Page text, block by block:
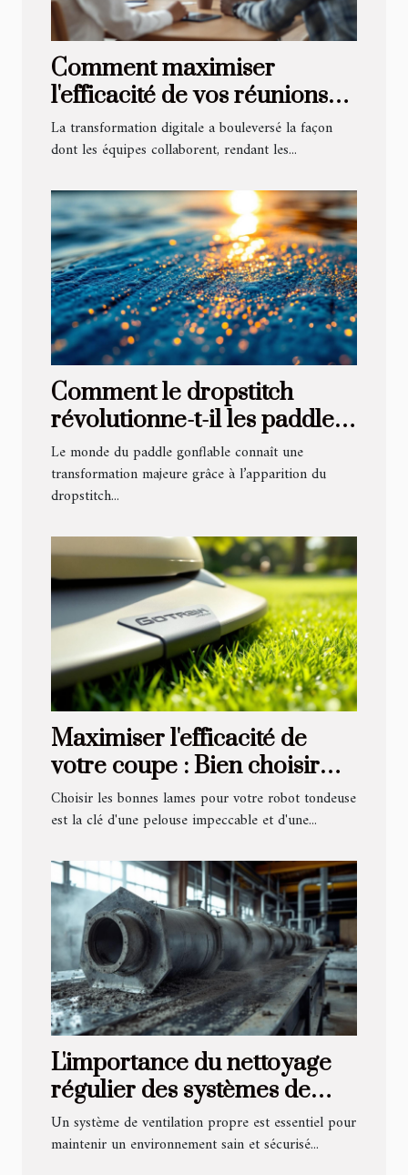
Comment maximiser
l'efficacité de vos réunions
virtuelles ?
La transformation digitale a bouleversé la façon
dont les équipes collaborent, rendant les...
Comment le dropstitch
révolutionne-t-il les paddles
gonflables ?
Le monde du paddle gonflable connaît une
transformation majeure grâce à l’apparition du
dropstitch...
Maximiser l'efficacité de
votre coupe : Bien choisir
ses lames de robot tondeuse
Choisir les bonnes lames pour votre robot tondeuse
est la clé d'une pelouse impeccable et d'une...
L'importance du nettoyage
régulier des systèmes de
ventilation
Un système de ventilation propre est essentiel pour
maintenir un environnement sain et sécurisé...